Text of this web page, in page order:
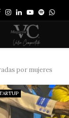
Facebook
Instagram
LinkedinYoutube
Spotify
por mujeres